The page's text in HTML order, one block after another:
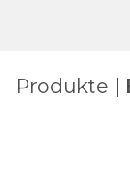
Produkte |